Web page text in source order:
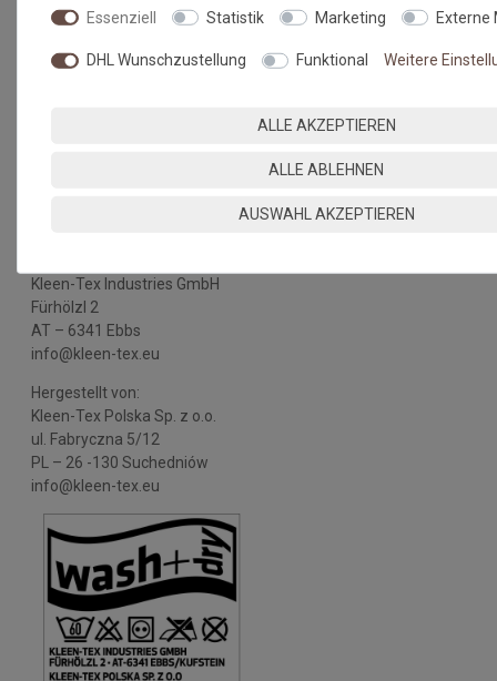
Honey Gold
> 40x60 cm
Lavender Mist
> 40x60 cm
> 60x180 cm
> 75x190 cm
> Wunschmass
Deep Jungle
> 40x60 cm
>
Kleen-Tex Industries GmbH
Fürhölzl 2
AT – 6341 Ebbs
info@kleen-tex.eu
Hergestellt von:
Kleen-Tex Polska Sp. z o.o.
ul. Fabryczna 5/12
PL – 26 -130 Suchedniów
info@kleen-tex.eu
Essenziell Statistik Marketing Externe
DHL Wunschzustellung Funktional Weitere
ALLE AKZEPTIEREN
ALLE ABLEHNEN
AUSWAHL AKZEPTIEREN